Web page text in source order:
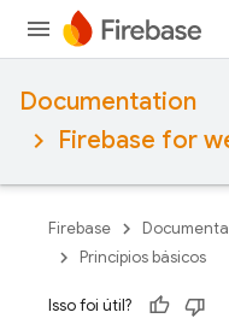
Documentation
Firebase for
Firebase
Princípios básicos
Isso foi útil?